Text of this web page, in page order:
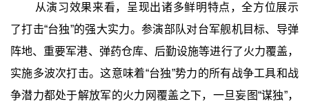
从演习效果来看，呈现出诸多鲜明特点，全方位展示
了打击“台独”的强大实力。参演部队对台军舰机目标、导弹
阵地、重要军港、弹药仓库、后勤设施等进行了火力覆盖，
实施多波次打击。这意味着“台独”势力的所有战争工具和战
争潜力都处于解放军的火力网覆盖之下，一旦妄图“谋独”，